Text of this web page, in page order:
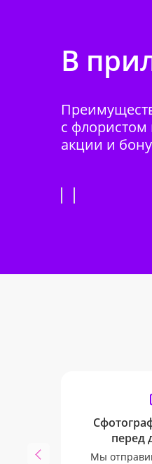
В
с флористом
акции и
перед
Мы